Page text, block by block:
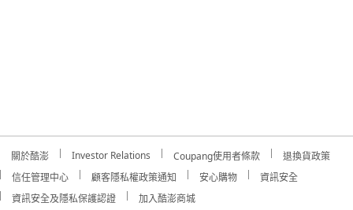
關於酷澎 Investor Relations Coupang使用者條款
退換貨政策
信任管理中心
顧客隱私權政策通知 安心購物
資訊安全
資訊安全及隱私保護認證
加入酷澎商城